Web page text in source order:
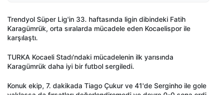
Trendyol Süper Lig'in 33. haftasında ligin dibindeki Fatih
Karagümrük, orta sıralarda mücadele eden Kocaelispor ile
karşılaştı.
TURKA Kocaeli Stadı'ndaki mücadelenin ilk yarısında
Karagümrük daha iyi bir futbol sergiledi.
Konuk ekip, 7. dakikada Tiago Çukur ve 41'de Serginho ile gole